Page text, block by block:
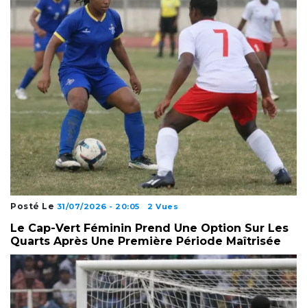
Posté Le 31/07/2026 - 20:05 2 Vues
Le Cap-Vert Féminin Prend Une Option Sur Les
Quarts Après Une Première Période Maîtrisée